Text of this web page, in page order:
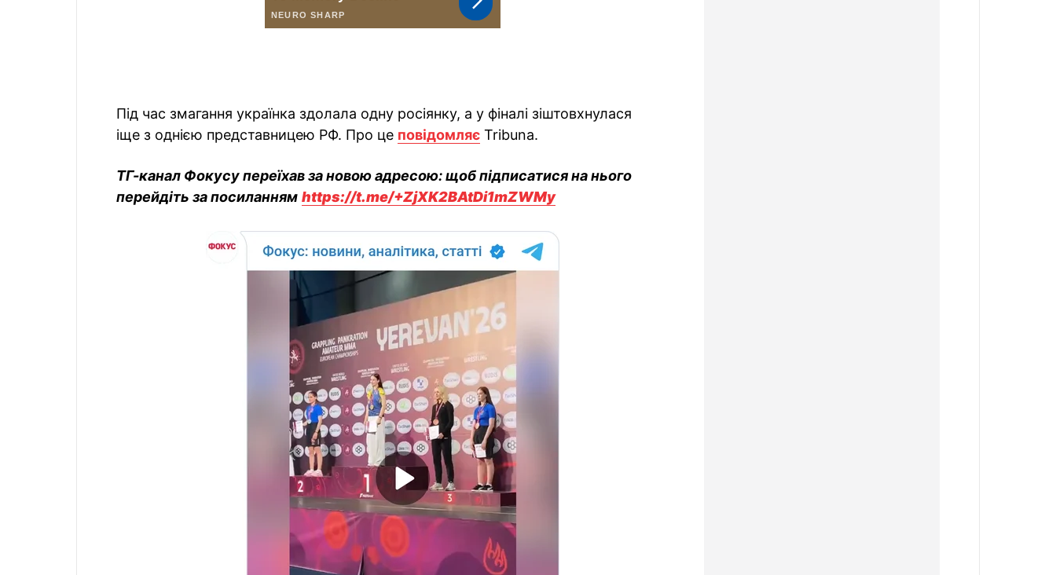
Під час змагання українка здолала одну росіянку, а у фіналі зіштовхнулася
іще з однією представницею РФ. Про це повідомляє Tribuna.
ТГ-канал Фокусу переїхав за новою адресою: щоб підписатися на нього
перейдіть за посиланням https://t.me/+ZjXK2BAtDi1mZWMy